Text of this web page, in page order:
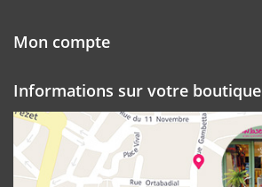
Mon compte
Informations sur votre boutique